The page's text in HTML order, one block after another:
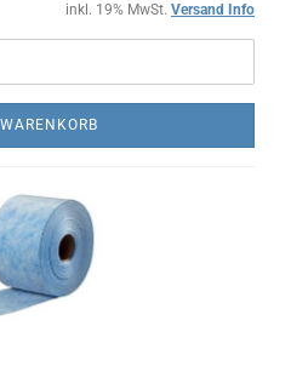
inkl. 19% MwSt. Versand Info